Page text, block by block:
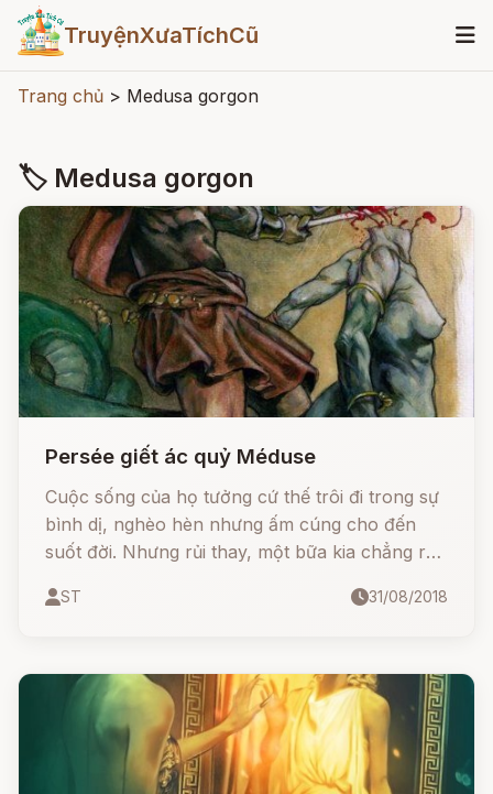
TruyệnXưaTíchCũ
Trang chủ > Medusa gorgon
🏷 Medusa gorgon
Persée giết ác quỷ Méduse
Cuộc sống của họ tưởng cứ thế trôi đi trong sự
bình dị, nghèo hèn nhưng ấm cúng cho đến
suốt đời. Nhưng rủi thay, một bữa kia chẳng rõ
xảy ra một biến cố làm chia ly cái gia đình ấm
ST 31/08/2018